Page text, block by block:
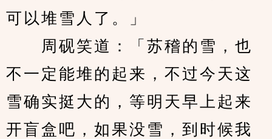
可以堆雪人了。」
周砚笑道：「苏稽的雪，也
不一定能堆的起来，不过今天这
雪确实挺大的，等明天早上起来
开盲盒吧，如果没雪，到时候我